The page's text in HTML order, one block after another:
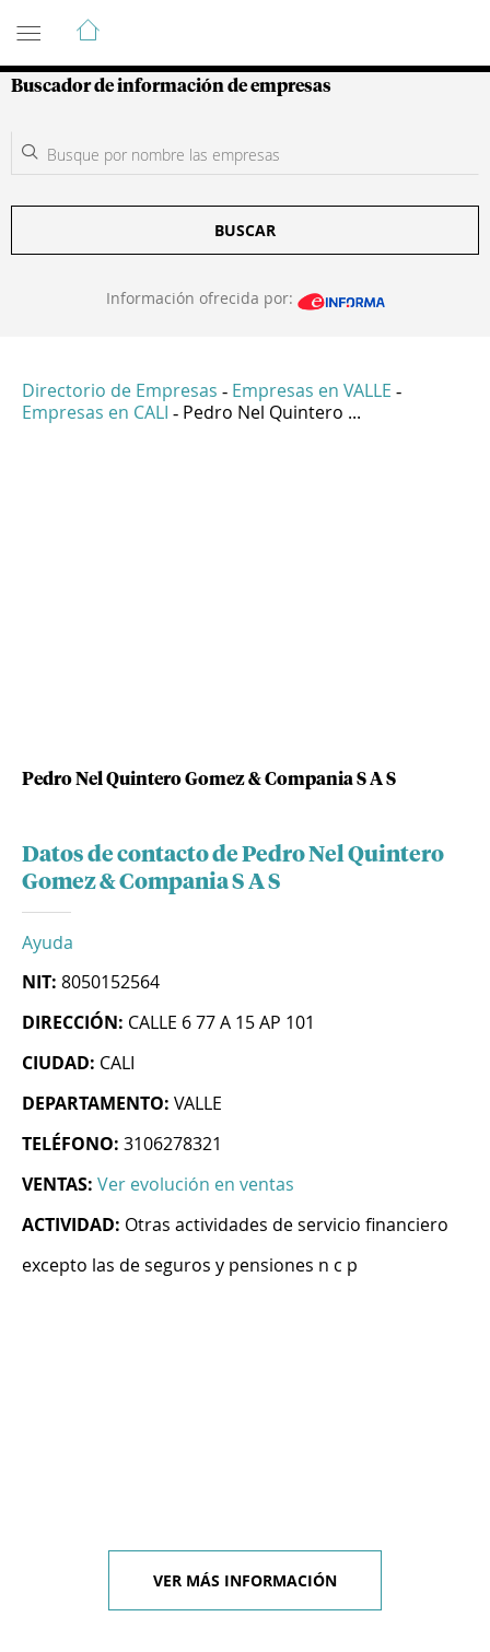
Guía de Empresas Colombianas
Buscador de información de empresas
BUSCAR
Información ofrecida por:
Directorio de Empresas - Empresas en VALLE -
Empresas en CALI - Pedro Nel Quintero ...
Pedro Nel Quintero Gomez & Compania S A S
Datos de contacto de Pedro Nel Quintero
Gomez & Compania S A S
Ayuda
NIT: 8050152564
DIRECCIÓN: CALLE 6 77 A 15 AP 101
CIUDAD: CALI
DEPARTAMENTO: VALLE
TELÉFONO: 3106278321
VENTAS: Ver evolución en ventas
ACTIVIDAD: Otras actividades de servicio financiero
excepto las de seguros y pensiones n c p
VER MÁS INFORMACIÓN